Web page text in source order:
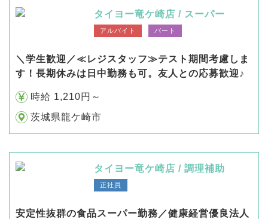
タイヨー竜ケ崎店 / スーパー
アルバイト パート
＼学生歓迎／≪レジスタッフ≫テスト期間考慮しま
す！長期休みは日中勤務も可。友人との応募歓迎♪
時給 1,210円～
茨城県龍ケ崎市
タイヨー竜ケ崎店 / 調理補助
正社員
安定性抜群の食品スーパー勤務／健康経営優良法人